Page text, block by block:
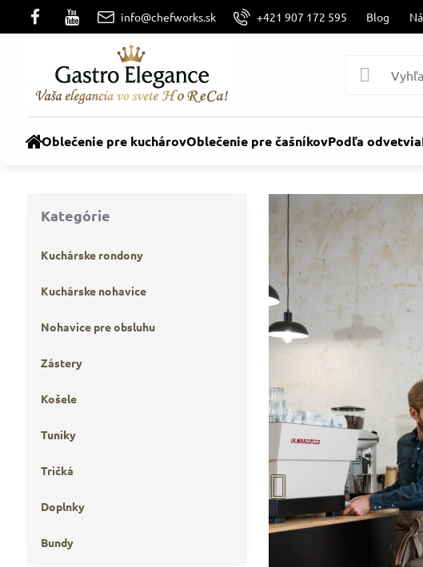
info@chefworks.sk +421 907 172 595 Blog
Oblečenie pre kuchárovOblečenie pre čašníkovPodľa odvetvia
Kategórie
Kuchárske rondony
Kuchárske nohavice
Nohavice pre obsluhu
Zástery
Košele
Tuniky
Tričká
Doplnky
Bundy